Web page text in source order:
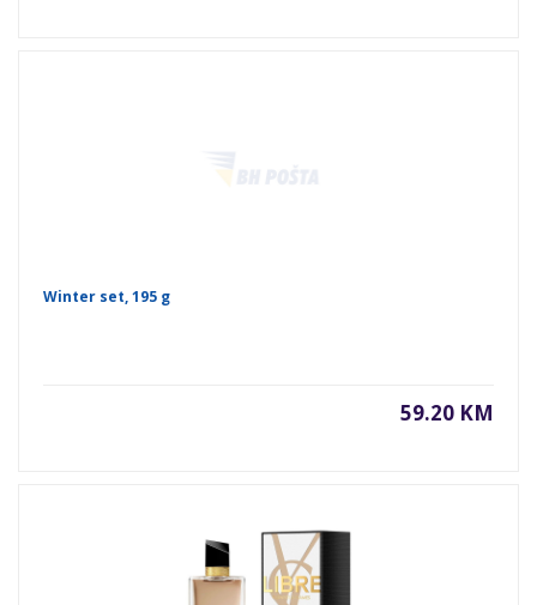
Winter set, 195 g
59.20 KM